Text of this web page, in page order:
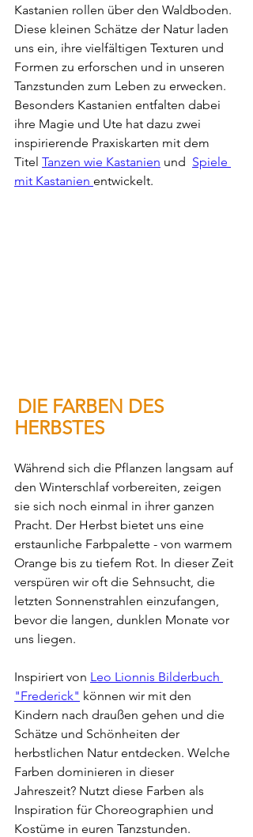
Kastanien rollen über den Waldboden.
Diese kleinen Schätze der Natur laden
uns ein, ihre vielfältigen Texturen und
Formen zu erforschen und in unseren
Tanzstunden zum Leben zu erwecken.
Besonders Kastanien entfalten dabei
ihre Magie und Ute hat dazu zwei
inspirierende Praxiskarten mit dem
Titel Tanzen wie Kastanien und Spiele
mit Kastanien entwickelt.
DIE FARBEN DES
HERBSTES
Während sich die Pflanzen langsam auf
den Winterschlaf vorbereiten, zeigen
sie sich noch einmal in ihrer ganzen
Pracht. Der Herbst bietet uns eine
erstaunliche Farbpalette - von warmem
Orange bis zu tiefem Rot. In dieser Zeit
verspüren wir oft die Sehnsucht, die
letzten Sonnenstrahlen einzufangen,
bevor die langen, dunklen Monate vor
uns liegen.
Inspiriert von Leo Lionnis Bilderbuch
"Frederick" können wir mit den
Kindern nach draußen gehen und die
Schätze und Schönheiten der
herbstlichen Natur entdecken. Welche
Farben dominieren in dieser
Jahreszeit? Nutzt diese Farben als
Inspiration für Choreographien und
Kostüme in euren Tanzstunden.